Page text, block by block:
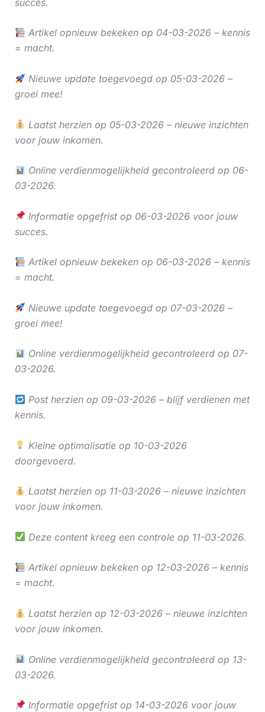
Artikel opnieuw bekeken op 04-03-2026 – kennis
= macht.
Nieuwe update toegevoegd op 05-03-2026 –
groei mee!
Laatst herzien op 05-03-2026 – nieuwe inzichten
voor jouw inkomen.
Online verdienmogelijkheid gecontroleerd op 06-
03-2026.
Informatie opgefrist op 06-03-2026 voor jouw
succes.
Artikel opnieuw bekeken op 06-03-2026 – kennis
= macht.
Nieuwe update toegevoegd op 07-03-2026 –
groei mee!
Online verdienmogelijkheid gecontroleerd op 07-
03-2026.
Post herzien op 09-03-2026 – blijf verdienen met
kennis.
Kleine optimalisatie op 10-03-2026
doorgevoerd.
Laatst herzien op 11-03-2026 – nieuwe inzichten
voor jouw inkomen.
Deze content kreeg een controle op 11-03-2026.
Artikel opnieuw bekeken op 12-03-2026 – kennis
= macht.
Laatst herzien op 12-03-2026 – nieuwe inzichten
voor jouw inkomen.
Online verdienmogelijkheid gecontroleerd op 13-
03-2026.
Informatie opgefrist op 14-03-2026 voor jouw